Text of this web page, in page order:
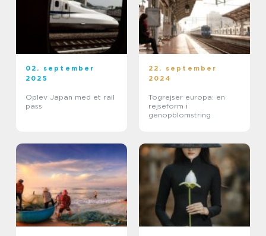
02. september
2025
Oplev Japan med et rail
pass
22. september
2024
Togrejser europa: en
rejseform i
genopblomstring